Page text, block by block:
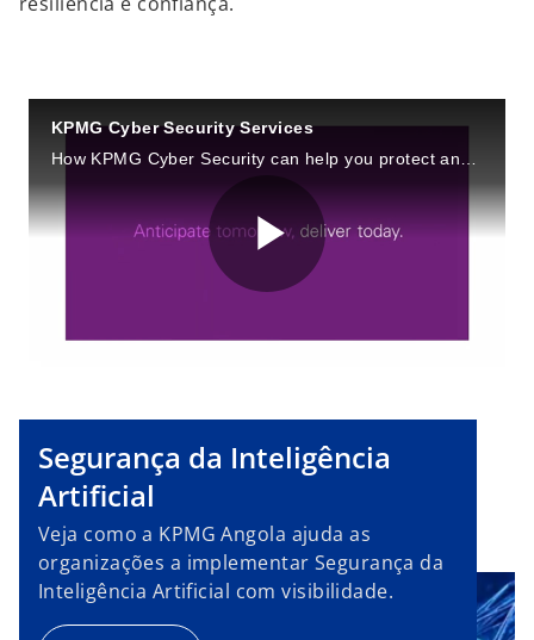
KPMG Cyber Security Services
P
l
a
Segurança da Inteligência
Artificial
Veja como a KPMG Angola ajuda as
organizações a implementar Segurança da
Inteligência Artificial com visibilidade.